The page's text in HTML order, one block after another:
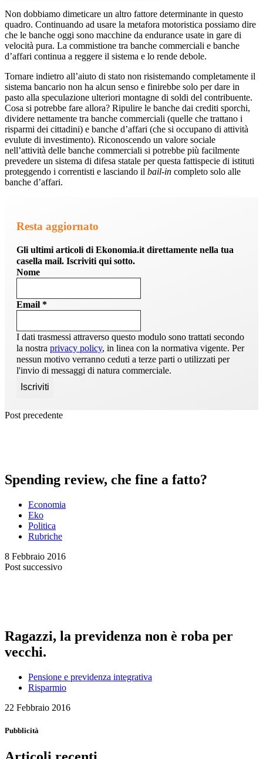
Non dobbiamo dimeticare un altro fattore determinante in questo
quadro. Continuando ad usare la metafora motoristica possiamo dire
che le banche oggi sono macchine da endurance usate in gare di
velocità pura. La commistione tra banche commerciali e banche
d’affari continua a reggere il sistema e lo rende debole.
Tornare indietro all’aiuto di stato non risistemando completamente il
sistema bancario non ha alcun senso e finirebbe solo per dare in
pasto alla speculazione ulteriori montagne di soldi del contribuente.
Cosa si potrebbe fare allora? Ripulire le banche dai crediti sporchi,
dividere nettamente tra banche commerciali (quelle che trattano i
risparmi dei cittadini) e banche d’affari (che si occupano di attività
evulute di investimento). Riconoscendo un valore sociale
nell’attività delle banche commerciali si potrebbe più facilmente
prevedere un sistema di difesa statale per questa fattispecie di istituti
proteggendo i correntisti e lasciando il bail-in completo solo alle
banche d’affari.
Resta aggiornato
Gli ultimi articoli di Ekonomia.it direttamente nella tua
casella mail. Iscriviti qui sotto.
Nome
Email *
I dati trasmessi attraverso questo modulo sono trattati secondo
la nostra privacy policy, in linea con la normativa vigente. Per
nessun motivo verranno ceduti a terze parti o utilizzati per
l'invio di messaggi di natura commerciale.
Post precedente
Spending review, che fine a fatto?
Economia
Eko
Politica
Rubriche
8 Febbraio 2016
Post successivo
Ragazzi, la previdenza non è roba per
vecchi.
Pensione e previdenza integrativa
Risparmio
22 Febbraio 2016
Pubblicità